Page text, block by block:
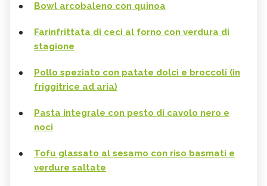
Bowl arcobaleno con quinoa
Farinfrittata di ceci al forno con verdura di
stagione
Pollo speziato con patate dolci e broccoli (in
friggitrice ad aria)
Pasta integrale con pesto di cavolo nero e
noci
Tofu glassato al sesamo con riso basmati e
verdure saltate